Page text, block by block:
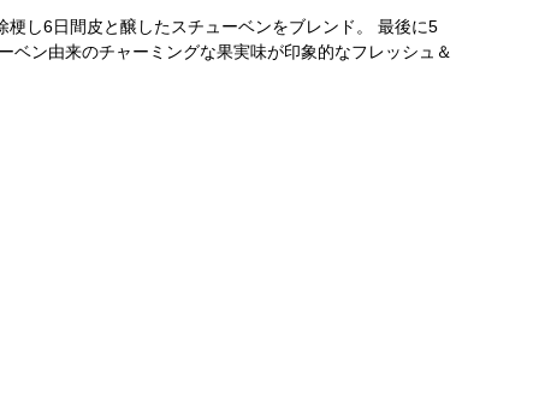
し6日間皮と醸したスチューベンをブレンド。 最後に5
ン由来のチャーミングな果実味が印象的なフレッシュ＆